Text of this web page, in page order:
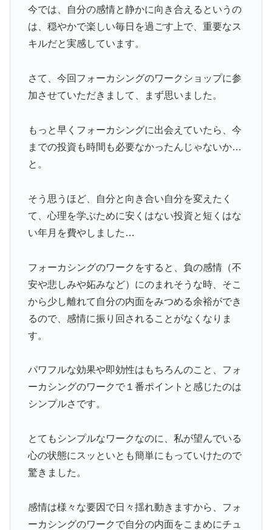
今では、自分の感情と静かに向き合えるというの
は、穏やかで楽しい毎日を過ごす上で、重要なス
キルだと実感しています。
さて、今回フォーカシングのワークショップに参
加させていただきまして、まず思いました。
もっと早くフォーカシングに出会えていたら、今
までの投資も時間も必要なかったんじゃないか…
と。
そう思うほど、自分と向き合い自分を変えたく
て、心理を学ぶために安くはない投資と短くはな
い年月を費やしました…
フォーカシングのワークをすると、負の感情（不
安や悲しみや妬みなど）にのまれそうな時、そこ
から少し離れて自分の内面をみつめる余裕ができ
るので、感情に振り回されることがなくなりま
す。
パワフルな効果や即効性はもちろんのこと、フォ
ーカシングのワークで１番ポイントと感じたのは
シンプルさです。
とてもシンプルなワークなのに、私が望んでいる
心の状態にスッといとも簡単にもっていけたので
驚きました。
感情は様々な要因で日々揺れ動きますから、フォ
ーカシングのワークで自分の内面をこまめにチュ